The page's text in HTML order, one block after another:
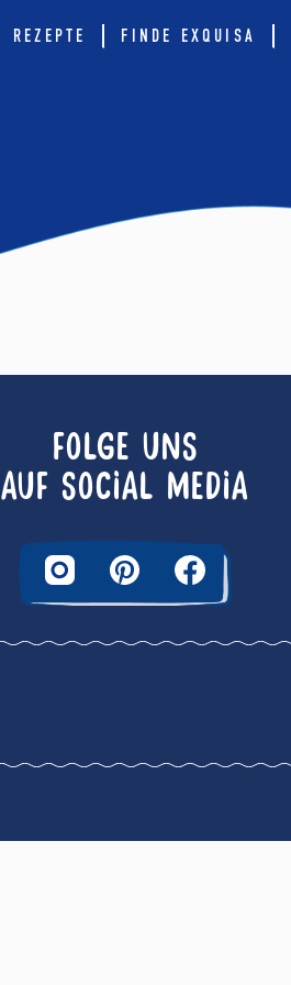
REZEPTE FINDE EXQUISA
FOLGE UNS
AUF SOCIAL MEDIA